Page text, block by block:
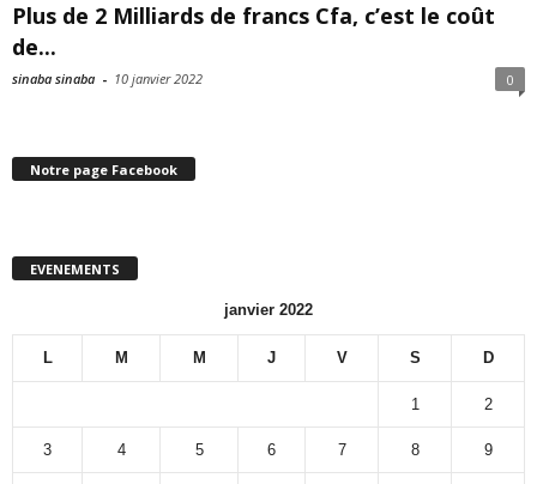
Plus de 2 Milliards de francs Cfa, c’est le coût
de...
sinaba sinaba - 10 janvier 2022 0
Notre page Facebook
EVENEMENTS
janvier 2022
L M M J V S D
1 2
3 4 5 6 7 8 9